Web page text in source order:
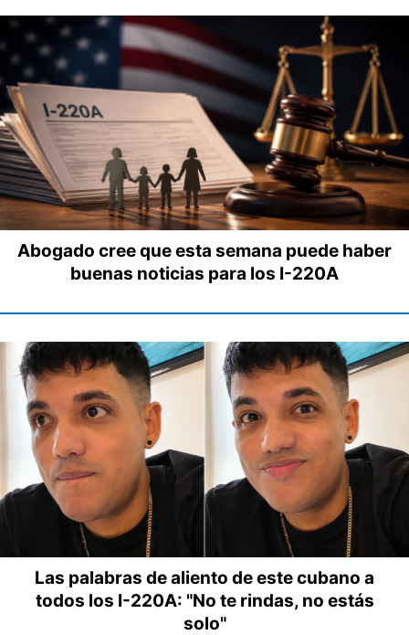
Abogado cree que esta semana puede haber
buenas noticias para los I-220A
Las palabras de aliento de este cubano a
todos los I-220A: "No te rindas, no estás
solo"